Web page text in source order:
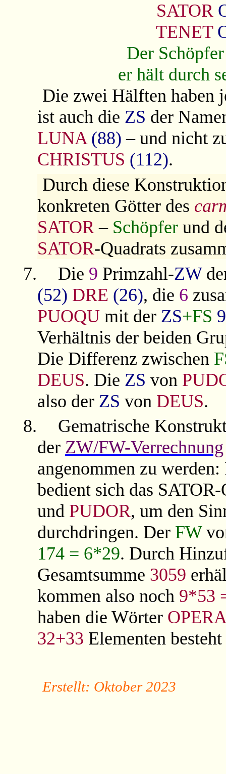
SATOR
TENET
Der
er hält durch
Die zwei Hälften haben
ist auch die ZS der
LUNA (88) – und nicht
CHRISTUS (112).
Durch diese
konkreten Götter des
SATOR – Schöpfer und
SATOR-Quadrats
7.
Die 9 Primzahl-ZW
(52) DRE (26), die 6
PUOQU mit der ZS+FS
Verhältnis der beiden
Die Differenz zwischen
DEUS. Die ZS von
also der ZS von DEUS.
8.
Gematrische
der ZW/FW-Verrechnung
angenommen zu
bedient sich das
und PUDOR, um den
durchdringen. Der FW
174 = 6*29. Durch
Gesamtsumme 3059
kommen also noch 9*53
haben die Wörter
32+33 Elementen
Erstellt: Oktober 2023